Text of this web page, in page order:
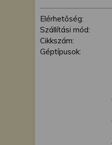
Elérhetőség:
Szállítási mód:
Cikkszám:
Géptípusok:
megadása vagy
részletesebb
megváltoztathatja
figyelmét, hogy
bizonyos
szükséges az Ön
jogában áll
adatkezelés ellen.
a weboldalra
webhelyre
adatvédelmi
bármikor